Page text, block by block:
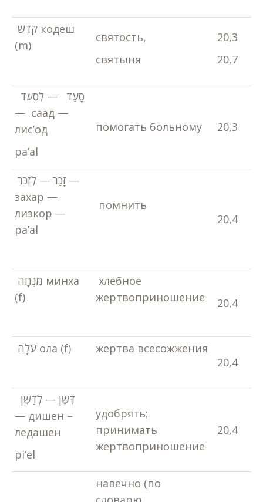
(m)
святость,
святыня
20,3
20,7
— саад —
лис’од
pa’al
помогать больному 20,3
захар —
лизкор —
pa’al
помнить
20,4
(f)
хлебное
жертвоприношение
20,4
עֹלָה ола (f)
жертва всесожжения
20,4
— дишен –
ледашен
pi’el
удобрять;
принимать
жертвоприношение
20,4
навечно (по